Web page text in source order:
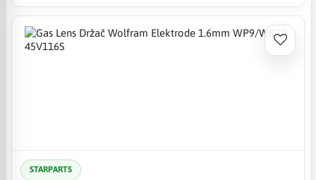
STARPARTS